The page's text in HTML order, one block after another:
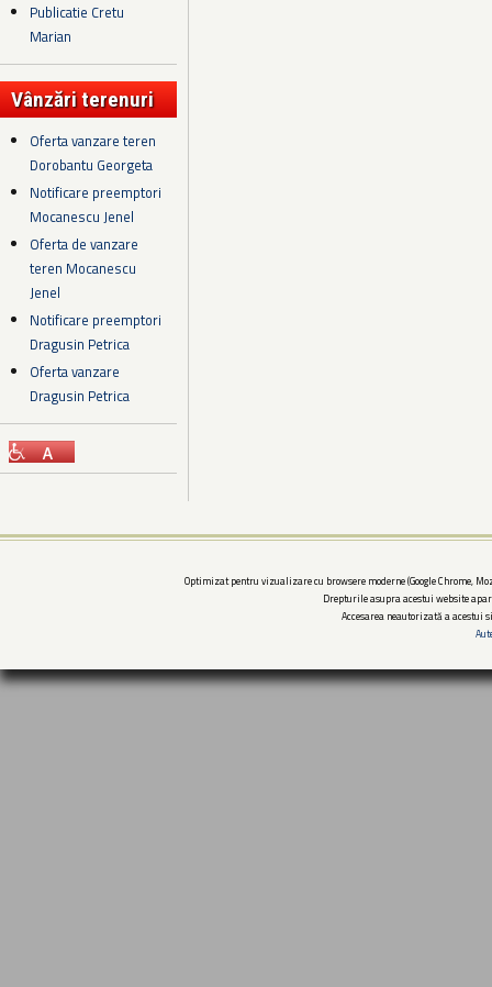
Publicatie Cretu
Marian
Vânzări terenuri
Oferta vanzare teren
Dorobantu Georgeta
Notificare preemptori
Mocanescu Jenel
Oferta de vanzare
teren Mocanescu
Jenel
Notificare preemptori
Dragusin Petrica
Oferta vanzare
Dragusin Petrica
Optimizat pentru vizualizare cu browsere moderne (Google Chrome,
Drepturile asupra acestui website
Accesarea neautorizată a acestui